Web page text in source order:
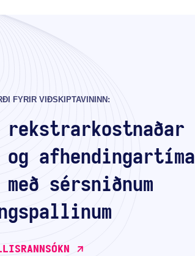
FYRIR VIÐSKIPTAVININN:
rekstrarkostnaðar
og afhendingartíma
með sérsniðnum